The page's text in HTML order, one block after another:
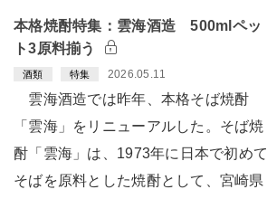
本格焼酎特集：雲海酒造 500mlペッ
ト3原料揃う
酒類 特集 2026.05.11
雲海酒造では昨年、本格そば焼酎
「雲海」をリニューアルした。そば焼
酎「雲海」は、1973年に日本で初めて
そばを原料とした焼酎として、宮崎県